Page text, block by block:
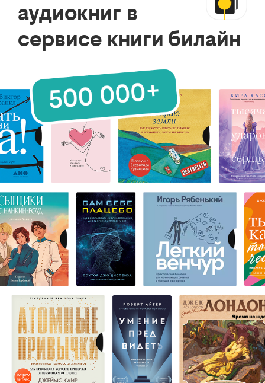
аудиокниг в
сервисе книги билайн